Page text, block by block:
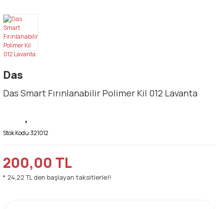
Das
Das Smart Fırınlanabilir Polimer Kil 012 Lavanta
Stok Kodu:321012
200,00 TL
* 24,22 TL den başlayan taksitlerle!!